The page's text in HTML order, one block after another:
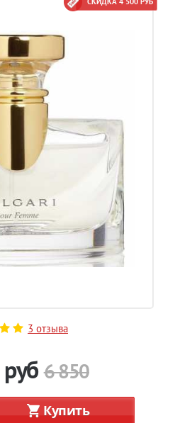
3 отзыва
руб 6 850
Купить